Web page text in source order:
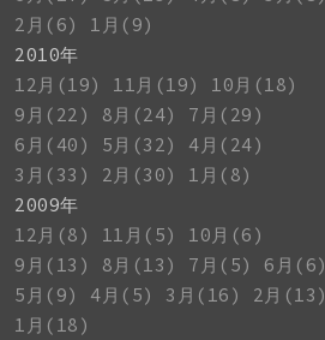
2月(6)
1月(9)
2010年
12月(19)
11月(19)
10月(18)
9月(22)
8月(24)
7月(29)
6月(40)
5月(32)
4月(24)
3月(33)
2月(30)
1月(8)
2009年
12月(8)
11月(5)
10月(6)
9月(13)
8月(13) 7月(5)
6月(6)
5月(9)
4月(5) 3月(16)
2月(13)
1月(18)